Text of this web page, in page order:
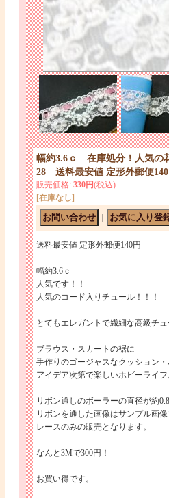
幅約3.6ｃ 在庫処分！人気
28 送料最安値 定形外郵便140
販売価格: 330円(税込)
[在庫なし]
送料最安値 定形外郵便140円
幅約3.6ｃ
人気です！！
人気のコード入りチュール！！！
とてもエレガントで繊細な高級チ
ブラウス・スカートの裾に
手作りのゴージャスなクッション
アイデア次第で楽しいホビーライフ
リボン通しのボーラーの直径が約
リボンを通した画像はサンプル画
レースのみの販売となります。
なんと3Mで300円！
お買い得です。